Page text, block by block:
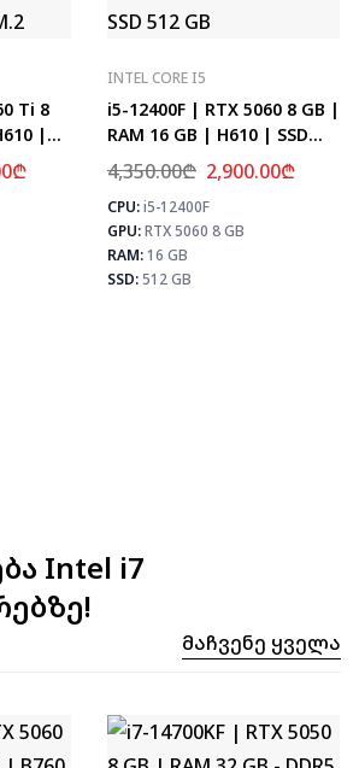
Ti 8
|
₾
⚡ MAX FPS
CS2
278
PUBG
171
Fortnite
202
INTEL CORE I5
i5-12400F | RTX 5060 8 GB |
RAM 16 GB | H610 | SSD
512 GB
4,350.00₾ 2,900.00₾
CPU:i5-12400F
GPU:RTX 5060 8 GB
RAM:16 GB
SSD:512 GB
Intel i7
Მაჩვენე Ყველა